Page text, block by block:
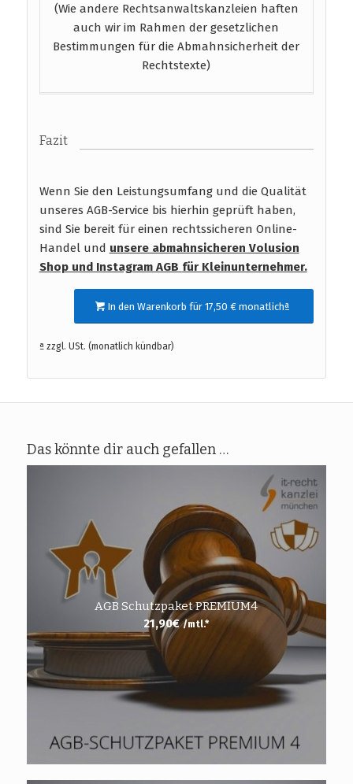
(Wie andere Rechtsanwaltskanzleien haften
auch wir im Rahmen der gesetzlichen
Bestimmungen für die Abmahnsicherheit der
Rechtstexte)
Fazit
Wenn Sie den Leistungsumfang und die Qualität
unseres AGB-Service bis hierhin geprüft haben,
sind Sie bereit für einen rechtssicheren Online-
Handel und unsere abmahnsicheren Volusion
Shop und Instagram AGB für Kleinunternehmer.
In den Warenkorb für 17,50 € monatlichª
ª zzgl. USt. (monatlich kündbar)
Das könnte dir auch gefallen …
AGB Schutzpaket PREMIUM4
21,90€ /mtl.*